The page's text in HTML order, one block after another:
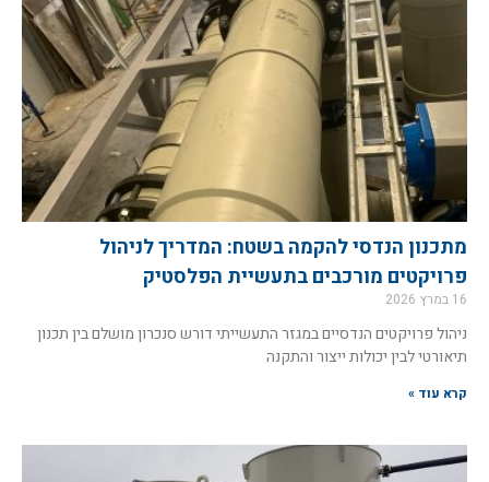
מתכנון הנדסי להקמה בשטח: המדריך לניהול
פרויקטים מורכבים בתעשיית הפלסטיק
16 במרץ 2026
ניהול פרויקטים הנדסיים במגזר התעשייתי דורש סנכרון מושלם בין תכנון
תיאורטי לבין יכולות ייצור והתקנה
קרא עוד »